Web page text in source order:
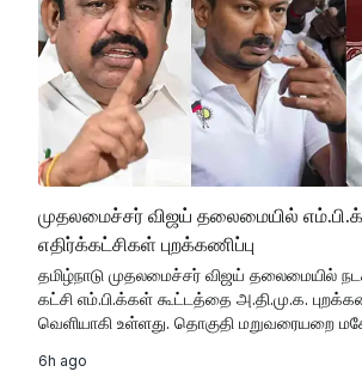
முதலமைச்சர் விஜய் தலைமையில்
எதிர்க்கட்சிகள் புறக்கணிப்பு
தமிழ்நாடு முதலமைச்சர் விஜய் தலைமையில்
கட்சி எம்.பி.க்கள் கூட்டத்தை அ.தி.மு.க.
வெளியாகி உள்ளது. தொகுதி மறு​வரையறை
6h ago